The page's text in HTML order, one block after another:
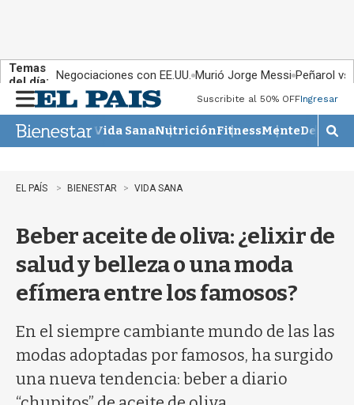
Temas
del día: Negociaciones con EE.UU. Murió Jorge Messi Peñarol
n
u
Suscribite al 50% OFFIngresar
Vida SanaNutriciónFitnessMente
M
o
r
b
e
d
a
EL PAÍS BIENESTAR VIDA SANA
Beber aceite de oliva: ¿elixir de
salud y belleza o una moda
efímera entre los famosos?
En el siempre cambiante mundo de las las
modas adoptadas por famosos, ha surgido
una nueva tendencia: beber a diario